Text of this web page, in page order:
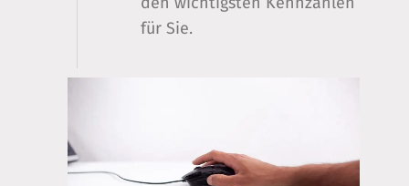
für Sie.